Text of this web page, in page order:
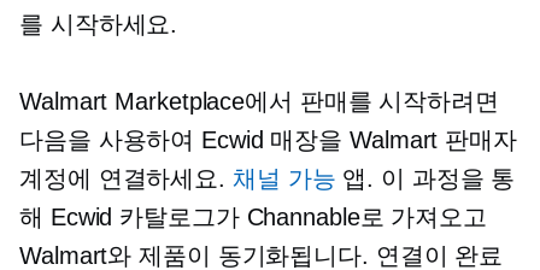
를 시작하세요.
Walmart Marketplace에서 판매를 시작하려면
다음을 사용하여 Ecwid 매장을 Walmart 판매자
계정에 연결하세요. 채널 가능 앱. 이 과정을 통
해 Ecwid 카탈로그가 Channable로 가져오고
Walmart와 제품이 동기화됩니다. 연결이 완료